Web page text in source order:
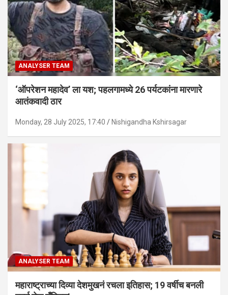
ANALYSER TEAM
‘ऑपरेशन महादेव’ ला यश; पहलगामध्ये 26 पर्यटकांना मारणारे
आतंकवादी ठार
Monday, 28 July 2025, 17:40 Nishigandha Kshirsagar
ANALYSER TEAM
महाराष्ट्राच्या दिव्या देशमुखनं रचला इतिहास; 19 वर्षीच बनली